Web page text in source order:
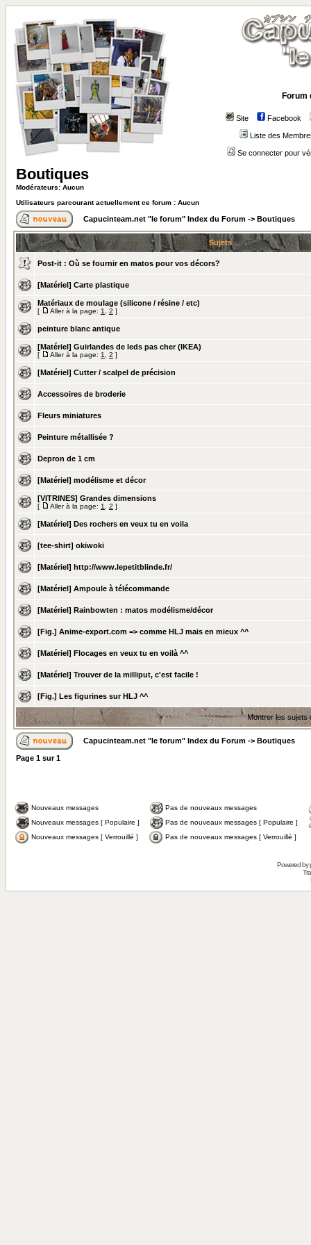
Forum
Site Facebook
Liste des
Se connecter pour
Boutiques
Modérateurs: Aucun
Utilisateurs parcourant actuellement ce forum : Aucun
Capucinteam.net "le forum" Index du Forum -> Boutiques
Sujets
Post-it : Où se fournir en matos pour vos décors?
[Matériel] Carte plastique
Matériaux de moulage (silicone / résine / etc)
[ Aller à la page: 1 2 ]
peinture blanc antique
[Matériel] Guirlandes de leds pas cher (IKEA)
[ Aller à la page: 1 2 ]
[Matériel] Cutter / scalpel de précision
Accessoires de broderie
Fleurs miniatures
Peinture métallisée ?
Depron de 1 cm
[Matériel] modélisme et décor
[VITRINES] Grandes dimensions
[ Aller à la page: 1 2 ]
[Matériel] Des rochers en veux tu en voila
[tee-shirt] okiwoki
[Matériel] http://www.lepetitblinde.fr/
[Matériel] Ampoule à télécommande
[Matériel] Rainbowten : matos modélisme/décor
[Fig.] Anime-export.com => comme HLJ mais en mieux ^^
[Matériel] Flocages en veux tu en voilà ^^
[Matériel] Trouver de la milliput, c'est facile !
[Fig.] Les figurines sur HLJ ^^
Montrer les sujets
Capucinteam.net "le forum" Index du Forum -> Boutiques
Page 1 sur1
Nouveaux messages
Pas de nouveaux messages
Nouveaux messages [ Populaire ]
Pas de nouveaux messages [ Populaire ]
Nouveaux messages [ Verrouillé ]
Pas de nouveaux messages [ Verrouillé ]
Powered by